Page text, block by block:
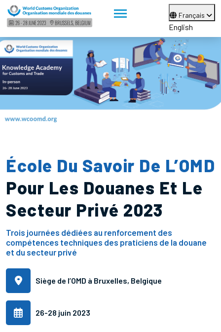
Français
English
École Du Savoir De L’OMD
Pour Les Douanes Et Le
Secteur Privé 2023
Trois journées dédiées au renforcement des
compétences techniques des praticiens de la douane
et du secteur privé
Siège de l’OMD à Bruxelles, Belgique
26-28 juin 2023